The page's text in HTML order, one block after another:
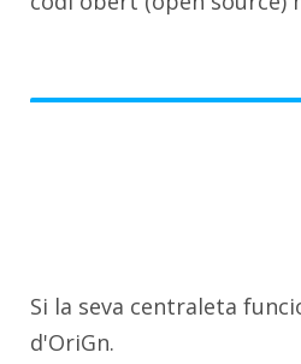
Si la seva centraleta
d'OriGn.